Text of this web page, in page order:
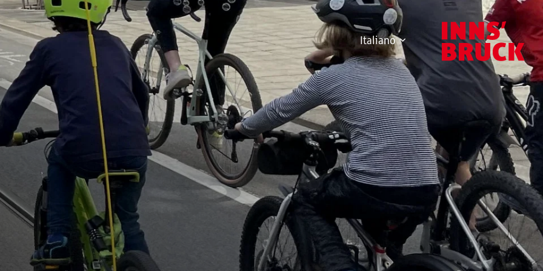
Italiano